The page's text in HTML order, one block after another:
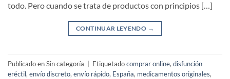
todo. Pero cuando se trata de productos con principios […]
CONTINUAR LEYENDO →
Publicado en Sin categoría | Etiquetadocomprar online, disfunción
eréctil, envío discreto, envío rápido, España, medicamentos originales,